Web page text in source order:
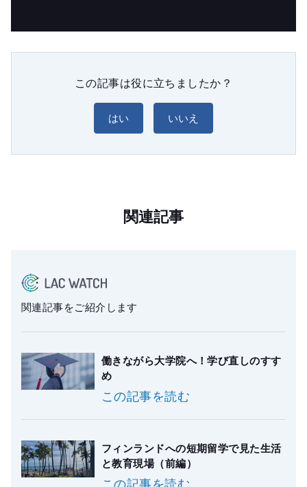
この記事は役に立ちましたか？
はい いいえ
関連記事
関連記事をご紹介します
働きながら大学院へ！学び直しのすす
め
この記事を読む
フィンランドへの短期留学で見た生活
と教育現場（前編）